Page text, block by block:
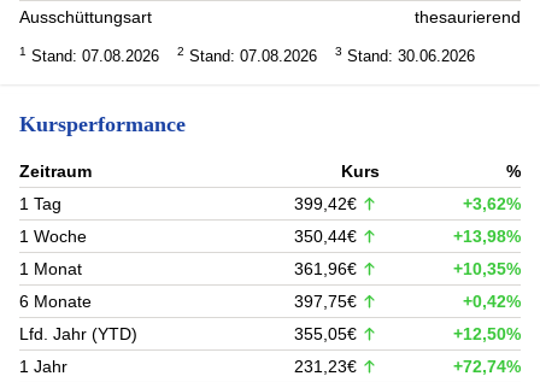
Ausschüttungsart thesaurierend
1 Stand: 07.08.2026 2 Stand: 07.08.2026 3 Stand: 30.06.2026
Kursperformance
Zeitraum Kurs
%
1 Tag
399,42€
+3,62%
1 Woche
350,44€
+13,98%
1 Monat
361,96€
+10,35%
6 Monate
397,75€
+0,42%
Lfd. Jahr (YTD)
355,05€
+12,50%
1 Jahr
231,23€
+72,74%